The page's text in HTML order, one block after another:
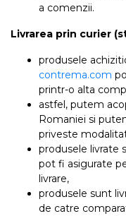
a comenzii.
Livrarea prin curier
produsele
contrema.com
printr-o alta
astfel, putem
Romaniei si
priveste
produsele livrate
pot fi asigurate
livrare,
produsele sunt
de catre